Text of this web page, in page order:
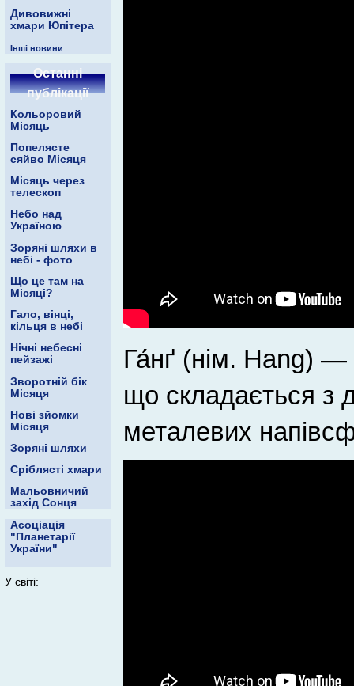
Дивовижні
хмари Юпітера
Інші новини
Останні
публікації
Кольоровий
Місяць
Попелясте
сяйво Місяця
Місяць через
телескоп
Небо над
Україною
Зоряні шляхи в
небі - фото
Що це там на
Місяці?
Гало, вінці,
кільця в небі
Нічні небесні
пейзажі
Зворотній бік
Місяця
Нові зйомки
Місяця
Зоряні шляхи
Сріблясті хмари
Мальовничий
захід Сонця
Асоціація
"Планетарії
України"
У світі:
Га́нґ (нім. Hang) —
що складається з
металевих